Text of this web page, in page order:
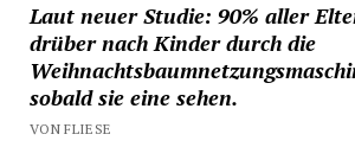
Laut neuer Studie: 90% aller
drüber nach Kinder durch die
sobald sie eine sehen.
VON FLIESE